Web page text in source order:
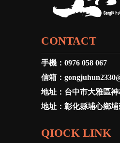
CONTACT
手機： 0976 058 067
信箱：
地址： 台中市大雅區
地址： 彰化縣埔心鄉埔
QIOCK LINK